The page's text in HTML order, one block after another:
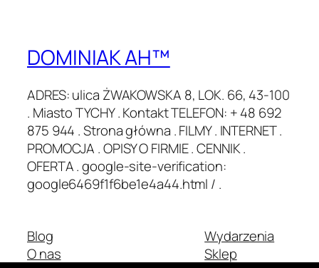
DOMINIAK AH™
ADRES: ulica ŻWAKOWSKA 8, LOK. 66, 43-100
. Miasto TYCHY . Kontakt TELEFON: + 48 692
875 944 . Strona główna . FILMY . INTERNET .
PROMOCJA . OPISY O FIRMIE . CENNIK .
OFERTA . google-site-verification:
google6469f1f6be1e4a44.html / .
Blog
O nas
Wydarzenia
Sklep